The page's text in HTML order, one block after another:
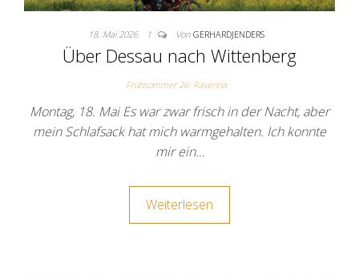
18. Mai 2026 1 Von GERHARDJENDERS
Über Dessau nach Wittenberg
Frühsommer 26: Ravenna
Montag, 18. Mai Es war zwar frisch in der Nacht, aber
mein Schlafsack hat mich warmgehalten. Ich konnte
mir ein…
Weiterlesen